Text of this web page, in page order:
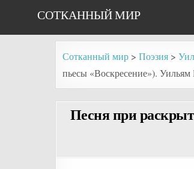
СОТКАННЫЙ МИР
Сотканный мир > Поэзия >
пьесы «Воскресение»). Уильям
Песня при